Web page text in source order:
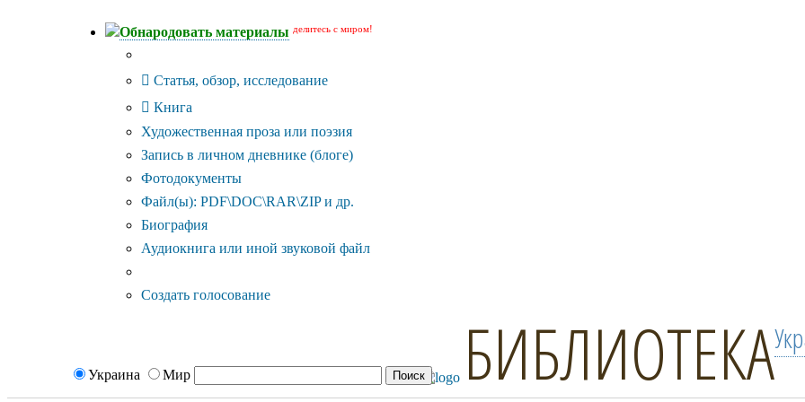
Обнародовать материалы делитесь с миром!
Статья, обзор, исследование
Книга
Художественная проза или поэзия
Запись в личном дневнике (блоге)
Фотодокументы
Файл(ы): PDF\DOC\RAR\ZIP и др.
Биография
Аудиокнига или иной звуковой файл
Создать голосование
Украина Мир БИБЛИОТЕКА